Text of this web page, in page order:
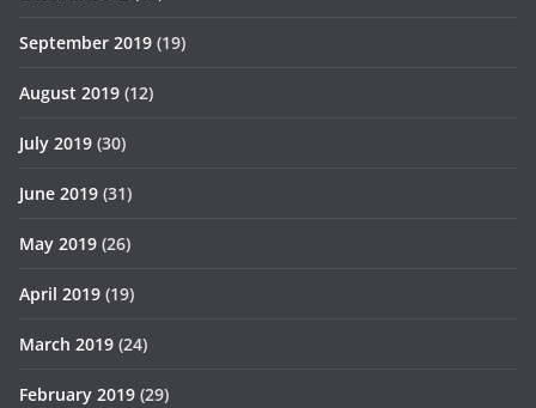
September 2019 (19)
August 2019 (12)
July 2019 (30)
June 2019 (31)
May 2019 (26)
April 2019 (19)
March 2019 (24)
February 2019 (29)